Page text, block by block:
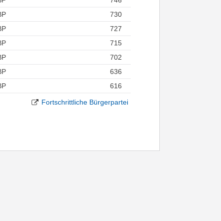
730
727
715
702
636
616
Fortschrittliche Bürgerpartei